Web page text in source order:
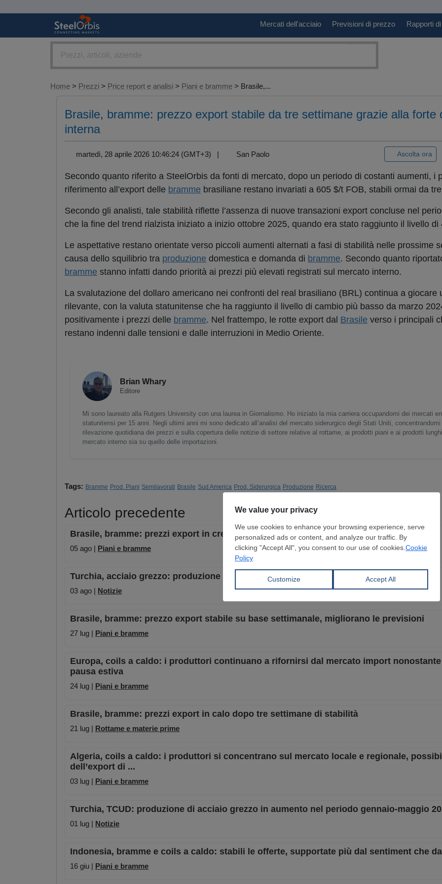
Mercati dell'acciaio Previsioni di prezzo Rapporti
Home > Prezzi > Price report e analisi > Piani e bramme > Brasile,...
Brasile, bramme: prezzo export stabile da tre settimane grazie alla forte
interna
martedì, 28 aprile 2026 10:46:24 (GMT+3) | San Paolo Ascolta ora
Secondo quanto riferito a SteelOrbis da fonti di mercato, dopo un periodo di costanti aumenti, i
riferimento all’export delle bramme brasiliane restano invariati a 605 $/t FOB, stabili ormai da
Secondo gli analisti, tale stabilità riflette l’assenza di nuove transazioni export concluse nel
che la fine del trend rialzista iniziato a inizio ottobre 2025, quando era stato raggiunto il livello di
Le aspettative restano orientate verso piccoli aumenti alternati a fasi di stabilità nelle prossime
causa dello squilibrio tra produzione domestica e domanda di bramme. Secondo quanto
bramme stanno infatti dando priorità ai prezzi più elevati registrati sul mercato interno.
La svalutazione del dollaro americano nei confronti del real brasiliano (BRL) continua a giocare
rilevante, con la valuta statunitense che ha raggiunto il livello di cambio più basso da marzo
positivamente i prezzi delle bramme. Nel frattempo, le rotte export dal Brasile verso i principali
restano indenni dalle tensioni e dalle interruzioni in Medio Oriente.
Brian Whary
Editore
Mi sono laureato alla Rutgers University con una laurea in Giornalismo. Ho iniziato la mia carriera occupandomi dei mercati
statunitensi per 15 anni. Negli ultimi anni mi sono dedicato all’analisi del mercato siderurgico degli Stati Uniti,
rilevazione quotidiana dei prezzi e sulla copertura delle notizie di settore relative al rottame, ai prodotti piani e ai prodotti
mercato interno sia su quello delle importazioni.
Tags: Bramme Prod. Piani Semilavorati Brasile Sud America Prod. Siderurgica Produzione Ricerca
Articolo precedente
Brasile, bramme: prezzi export in crescita su base settimanale
05 ago | Piani e bramme
Turchia, acciaio grezzo: produzione ed export in aumento nel primo semestre del 2026
03 ago | Notizie
Brasile, bramme: prezzo export stabile su base settimanale, migliorano le previsioni
27 lug | Piani e bramme
Europa, coils a caldo: i produttori continuano a rifornirsi dal mercato import
pausa estiva
24 lug | Piani e bramme
Brasile, bramme: prezzi export in calo dopo tre settimane di stabilità
21 lug | Rottame e materie prime
Algeria, coils a caldo: i produttori si concentrano sul mercato locale e regionale,
dell’export di ...
03 lug | Piani e bramme
Turchia, TCUD: produzione di acciaio grezzo in aumento nel periodo gennaio-maggio
01 lug | Notizie
Indonesia, bramme e coils a caldo: stabili le offerte, supportate più dal sentiment che
16 giu | Piani e bramme